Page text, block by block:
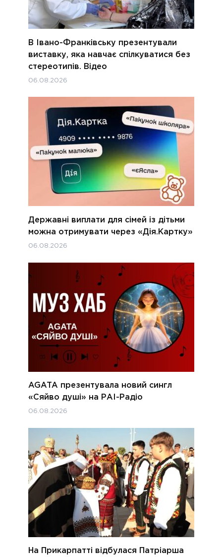
В Івано-Франківську презентували
виставку, яка навчає спілкуватися без
стереотипів. Відео
06.08.2026
Державні виплати для сімей із дітьми
можна отримувати через «Дія.Картку»
06.08.2026
AGATA презентувала новий сингл
«Сяйво душі» на РАІ-Радіо
06.08.2026
На Прикарпатті відбулася Патріарша